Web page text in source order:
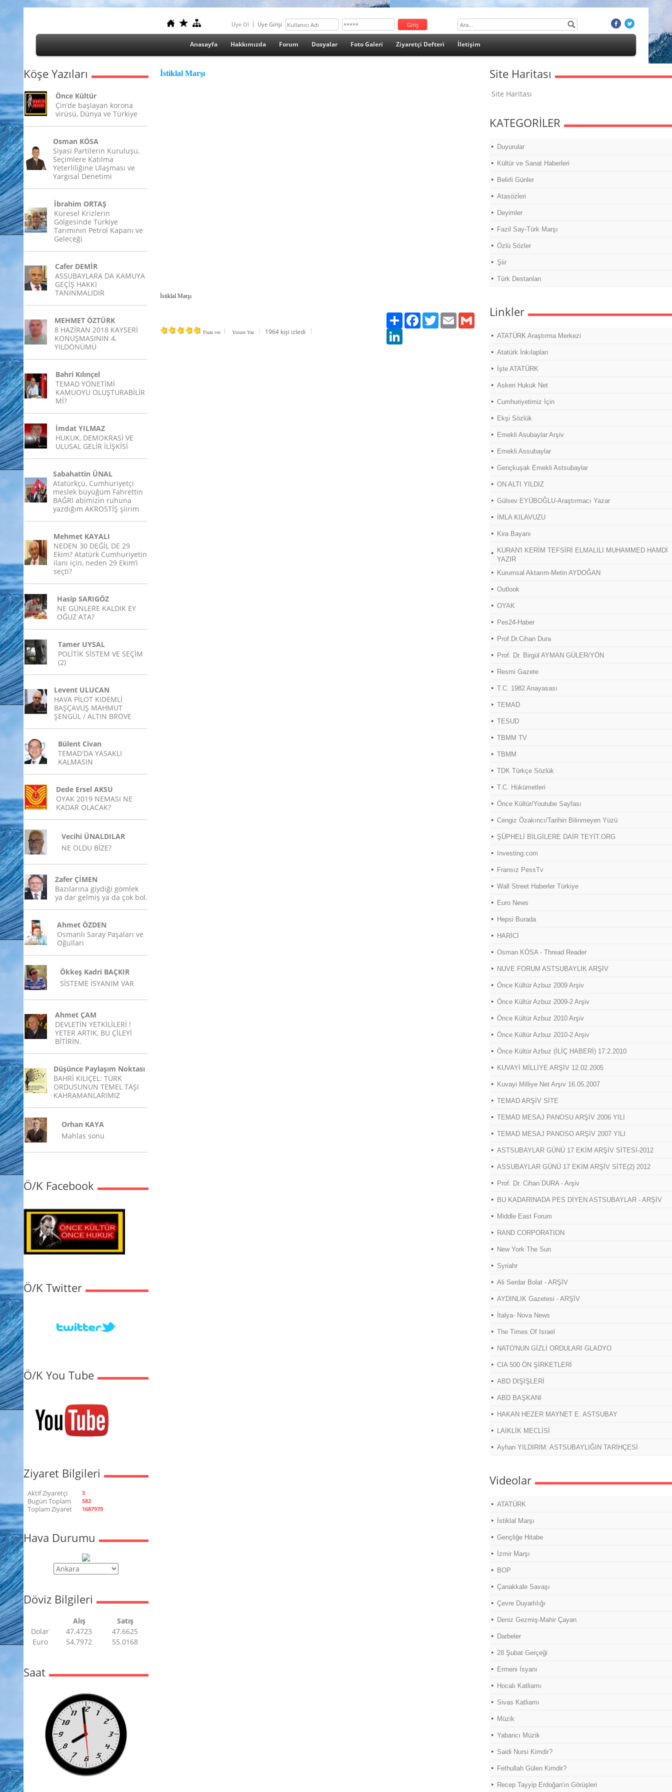
Üye Ol Üye Girişi
Anasayfa Hakkımızda Forum Dosyalar Foto Galeri Ziyaretçi Defteri İletişim
Köşe Yazıları
Önce Kültür
Çin’de başlayan korona
virüsü, Dünya ve Türkiye
Osman KÖSA
Siyasi Partilerin Kuruluşu,
Seçimlere Katılma
Yeterliliğine Ulaşması ve
Yargısal Denetimi
İbrahim ORTAŞ
Küresel Krizlerin
Gölgesinde Türkiye
Tarımının Petrol Kapanı ve
Geleceği
Cafer DEMİR
ASSUBAYLARA DA KAMUYA
GEÇİŞ HAKKI
TANINMALIDIR
MEHMET ÖZTÜRK
8 HAZİRAN 2018 KAYSERİ
KONUŞMASININ 4.
YILDÖNÜMÜ
Bahri Kılınçel
TEMAD YÖNETİMİ
KAMUOYU OLUŞTURABİLİR
Mİ?
İmdat YILMAZ
HUKUK, DEMOKRASİ VE
ULUSAL GELİR İLİŞKİSİ
Sabahattin ÜNAL
Atatürkçü, Cumhuriyetçi
meslek büyüğüm Fahrettin
BAĞRI abimizin ruhuna
yazdığım AKROSTİŞ şiirim
Mehmet KAYALI
NEDEN 30 DEĞİL DE 29
Ekim? Atatürk Cumhuriyetin
ilanı için, neden 29 Ekim’i
seçti?
Hasip SARIGÖZ
NE GÜNLERE KALDIK EY
OĞUZ ATA?
Tamer UYSAL
POLİTİK SİSTEM VE SEÇİM
(2)
Levent ULUCAN
HAVA PİLOT KIDEMLİ
BAŞÇAVUŞ MAHMUT
ŞENGÜL / ALTIN BRÖVE
Bülent Civan
TEMAD'DA YASAKLI
KALMASIN
Dede Ersel AKSU
OYAK 2019 NEMASI NE
KADAR OLACAK?
Vecihi ÜNALDILAR
NE OLDU BİZE?
Zafer ÇİMEN
Bazılarına giydiği gömlek
ya dar gelmiş ya da çok bol.
Ahmet ÖZDEN
Osmanlı Saray Paşaları ve
Oğulları
Ökkeş Kadri BAÇKIR
SİSTEME İSYANIM VAR
Ahmet ÇAM
DEVLETİN YETKİLİLERİ !
YETER ARTIK, BU ÇİLEYİ
BİTİRİN.
Düşünce Paylaşım Noktası
BAHRİ KILIÇEL: TÜRK
ORDUSUNUN TEMEL TAŞI
KAHRAMANLARIMIZ
Orhan KAYA
Mahlas sonu
Ö/K Facebook
Ö/K Twitter
Ö/K You Tube
Ziyaret Bilgileri
Aktif Ziyaretçi 3
Bugün Toplam 582
Toplam Ziyaret 1687979
Hava Durumu
Döviz Bilgileri
Alış
Satış
Dolar
47.4723
47.6625
Euro
54.7972 55.0168
Saat
İstiklal Marşı
İstiklal Marşı
Puan ver Yorum Yaz 1964 kişi izledi
Paylaş FacebookTwitter Email
Gmail
Site Haritası
Site Haritası
KATEGORİLER
Duyurular
Kültür ve Sanat Haberleri
Belirli Günler
Atasözleri
Deyimler
Fazil Say-Türk Marşı
Özlü Sözler
Şiir
Türk Destanları
Linkler
ATATÜRK Araştırma Merkezi
Atatürk İnkılapları
İşte ATATÜRK
Askeri Hukuk Net
Cumhuriyetimiz İçin
Ekşi Sözlük
Emekli Asubaylar Arşiv
Emekli Assubaylar
Gençkuşak Emekli Astsubaylar
ON ALTI YILDIZ
Gülsev EYÜBOĞLU-Araştırmacı Yazar
İMLA KILAVUZU
Kira Bayanı
KURAN'I KERİM TEFSİRİ ELMALILI MUHAMMED HAMDİ
YAZIR
Kurumsal Aktarım-Metin AYDOĞAN
Outlook
OYAK
Pes24-Haber
Prof.Dr.Cihan Dura
Prof. Dr. Birgül AYMAN GÜLER/YÖN
Resmi Gazete
T.C. 1982 Anayasası
TEMAD
TESUD
TBMM TV
TBMM
TDK Türkçe Sözlük
T.C. Hükümetleri
Önce Kültür/Youtube Sayfası
Cengiz Özakıncı/Tarihin Bilinmeyen Yüzü
ŞÜPHELİ BİLGİLERE DAİR TEYİT.ORG
Investing.com
Fransız PessTv
Wall Street Haberler Türkiye
Euro News
Hepsi Burada
HARİCİ
Osman KÖSA - Thread Reader
NUVE FORUM ASTSUBAYLIK ARŞİV
Önce Kültür Azbuz 2009 Arşiv
Önce Kültür Azbuz 2009-2 Arşiv
Önce Kültür Azbuz 2010 Arşiv
Önce Kültür Azbuz 2010-2 Arşiv
Önce Kültür Azbuz (İLİÇ HABERİ) 17.2.2010
KUVAYİ MİLLİYE ARŞİV 12.02.2005
Kuvayi Milliye Net Arşiv 16.05.2007
TEMAD ARŞİV SİTE
TEMAD MESAJ PANOSU ARŞİV 2006 YILI
TEMAD MESAJ PANOSO ARŞİV 2007 YILI
ASTSUBAYLAR GÜNÜ 17 EKİM ARŞİV SİTESİ-2012
ASSUBAYLAR GÜNÜ 17 EKİM ARŞİV SİTE(2) 2012
Prof. Dr. Cihan DURA - Arşiv
BU KADARINADA PES DİYEN ASTSUBAYLAR - ARŞİV
Middle East Forum
RAND CORPORATION
New York The Sun
Syriahr
Ali Serdar Bolat - ARŞİV
AYDINLIK Gazetesi - ARŞİV
İtalya- Nova News
The Times Of Israel
NATO'NUN GİZLİ ORDULARI GLADYO
CIA 500 ÖN ŞİRKETLERİ
ABD DIŞİŞLERİ
ABD BAŞKANI
HAKAN HEZER MAYNET E. ASTSUBAY
LAİKLİK MECLİSİ
Ayhan YILDIRIM: ASTSUBAYLIĞIN TARİHÇESİ
Videolar
ATATÜRK
İstiklal Marşı
Gençliğe Hitabe
İzmir Marşı
BOP
Çanakkale Savaşı
Çevre Duyarlılığı
Deniz Gezmiş-Mahir Çayan
Darbeler
28 Şubat Gerçeği
Ermeni İsyanı
Hocalı Katliamı
Sivas Katliamı
Müzik
Yabancı Müzik
Saidi Nursi Kimdir?
Fethullah Gülen Kimdir?
Recep Tayyip Erdoğan'ın Görüşleri